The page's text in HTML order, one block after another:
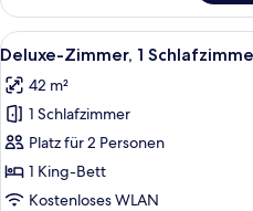
Zimmer
Alle
Fotos
für
Deluxe-
Zimmer,
1
Schlafzimmer
10
Deluxe-Zimmer, 1
42 m²
1 Schlafzimmer
Platz für 2 Personen
1 King-Bett
Kostenloses WLAN